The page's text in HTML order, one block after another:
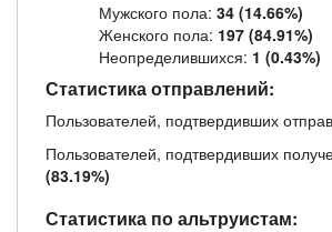
Мужского пола: 34 (14.66%)
Женского пола: 197 (84.91%)
Неопределившихся: 1 (0.43%)
Статистика отправлений:
Пользователей, подтвердивших
Пользователей, подтвердивших
(83.19%)
Статистика по альтруистам: